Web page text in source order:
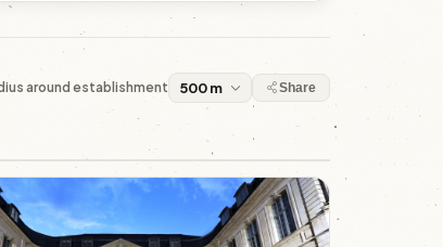
around establishment Share